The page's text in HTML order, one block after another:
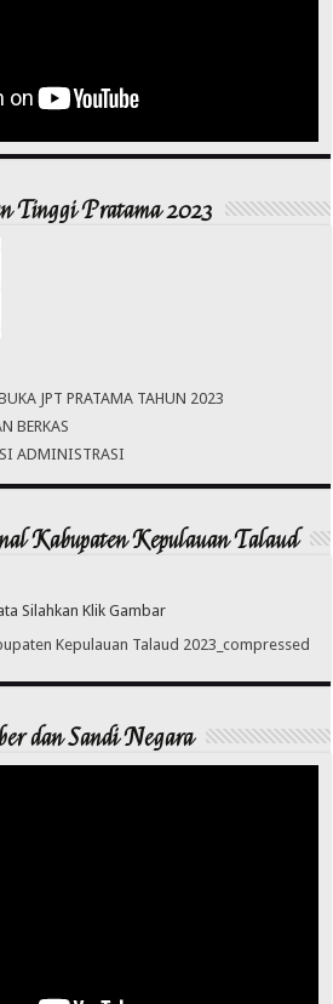
Tinggi Pratama 2023
JPT PRATAMA TAHUN 2023
BERKAS
ADMINISTRASI
Kabupaten Kepulauan Talaud
Silahkan Klik Gambar
Kepulauan Talaud 2023_compressed
dan Sandi Negara